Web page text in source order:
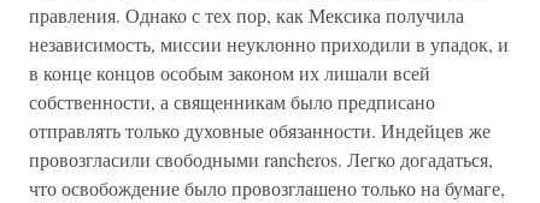
правления. Однако с тех пор, как Мексика получила
независимость, миссии неуклонно приходили в упадок, и
в конце концов особым законом их лишали всей
собственности, а священникам было предписано
отправлять только духовные обязанности. Индейцев же
провозгласили свободными rancheros. Легко догадаться,
что освобождение было провозглашено только на бумаге,